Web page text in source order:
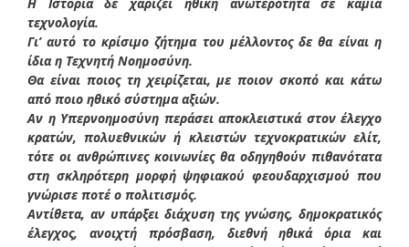
τεχνολογία.
Γι’ αυτό το κρίσιμο ζήτημα του μέλλοντος δε θα είναι η
ίδια η Τεχνητή Νοημοσύνη.
Θα είναι ποιος τη χειρίζεται, με ποιον σκοπό και κάτω
από ποιο ηθικό σύστημα αξιών.
Αν η Υπερνοημοσύνη περάσει αποκλειστικά στον έλεγχο
κρατών, πολυεθνικών ή κλειστών τεχνοκρατικών ελίτ,
τότε οι ανθρώπινες κοινωνίες θα οδηγηθούν πιθανότατα
στη σκληρότερη μορφή ψηφιακού φεουδαρχισμού που
γνώρισε ποτέ ο πολιτισμός.
Αντίθετα, αν υπάρξει διάχυση της γνώσης, δημοκρατικός
έλεγχος, ανοιχτή πρόσβαση, διεθνή ηθικά όρια και